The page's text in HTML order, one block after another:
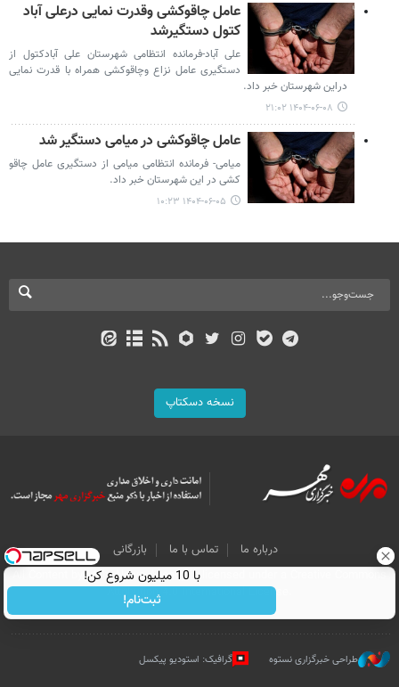
عامل چاقوکشی وقدرت نمایی درعلی آباد
کتول دستگیرشد
علی آباد-فرمانده انتظامی شهرستان علی آبادکتول از
دستگیری عامل نزاع وچاقوکشی همراه با قدرت نمایی
دراین شهرستان خبر داد.
۱۴۰۴-۰۶-۰۸ ۲۱:۰۲
عامل چاقوکشی در میامی دستگیر شد
میامی- فرمانده انتظامی میامی از دستگیری عامل چاقو
کشی در این شهرستان خبر داد.
۱۴۰۴-۰۶-۰۵ ۱۰:۲۳
نسخه دسکتاپ
درباره ما تماس با ما
بازرگانی
All Content by Mehr News Agency is licensed under a Creative Commons
Attribution 4.0 International License.
طراحی خبرگزاری نستوه گرافیک: استودیو پیکسل
با 10 میلیون شروع کن!
ثبت‌نام!